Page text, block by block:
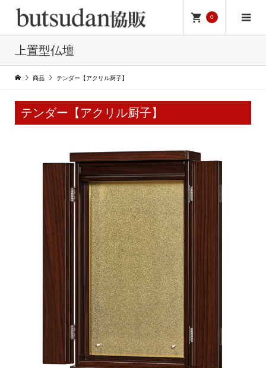
0
上置型仏壇
商品 テンダー【アクリル厨子】
テンダー【アクリル厨子】